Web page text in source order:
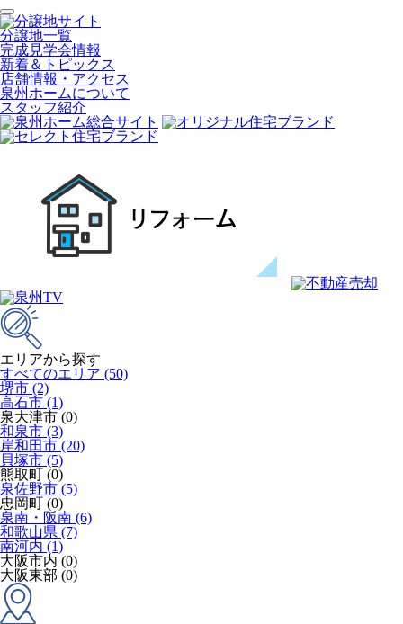
分譲地一覧
完成見学会情報
新着＆トピックス
店舗情報・アクセス
泉州ホームについて
スタッフ紹介
エリアから探す
すべてのエリア (50)
堺市 (2)
高石市 (1)
泉大津市 (0)
和泉市 (3)
岸和田市 (20)
貝塚市 (5)
熊取町 (0)
泉佐野市 (5)
忠岡町 (0)
泉南・阪南 (6)
和歌山県 (7)
南河内 (1)
大阪市内 (0)
大阪東部 (0)